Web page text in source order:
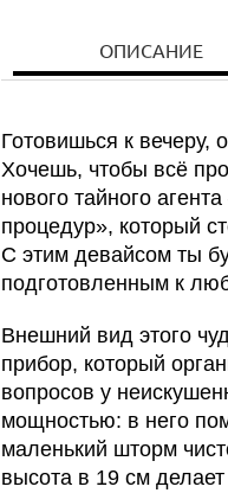
ОПИСАНИЕ
Готовишься к вечеру,
Хочешь, чтобы всё
нового тайного
процедур», который
С этим девайсом ты
подготовленным к
Внешний вид этого
прибор, который
вопросов у
мощностью: в него
маленький шторм
высота в 19 см